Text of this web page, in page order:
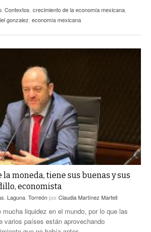
, Contextos, crecimiento de la economía mexicana,
gonzalez, economía mexicana
moneda, tiene sus buenas y sus
economista
Laguna TorreónporClaudia Martínez Martell
liquidez en el mundo, por lo que las
varios países están aprovechando